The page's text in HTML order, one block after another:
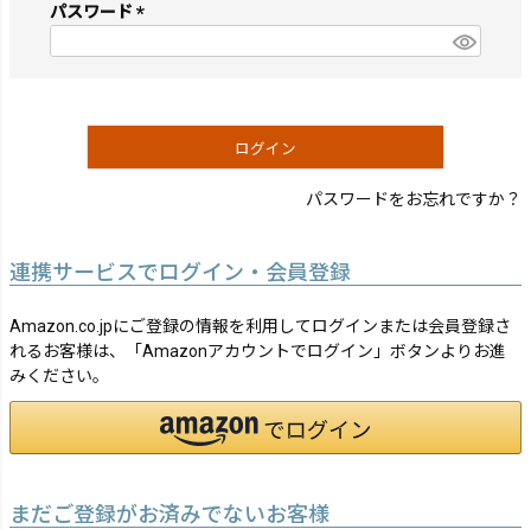
パスワード
須)
ログイン
パスワードをお忘れですか？
連携サービスでログイン・会員登録
Amazon.co.jpにご登録の情報を利用してログインまたは会員登録さ
れるお客様は、「Amazonアカウントでログイン」ボタンよりお進
みください。
まだご登録がお済みでないお客様